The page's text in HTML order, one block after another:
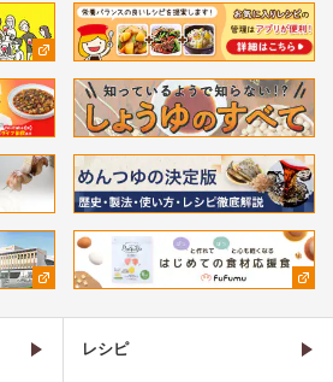
レシピ